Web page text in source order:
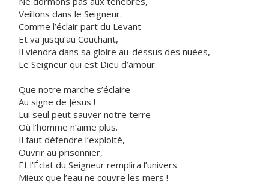
Veillons dans le Seigneur.
Comme l’éclair part du Levant
Et va jusqu’au Couchant,
Il viendra dans sa gloire au-dessus des nuées,
Le Seigneur qui est Dieu d’amour.
Que notre marche s’éclaire
Au signe de Jésus !
Lui seul peut sauver notre terre
Où l’homme n’aime plus.
Il faut défendre l’exploité,
Ouvrir au prisonnier,
Et l’Éclat du Seigneur remplira l’univers
Mieux que l’eau ne couvre les mers !